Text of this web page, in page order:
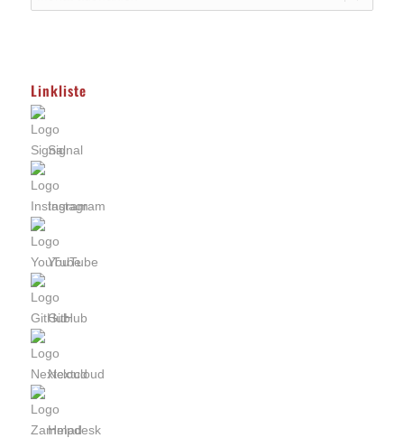
Linkliste
Signal
Instagram
YouTube
GitHub
Nextcloud
Helpdesk